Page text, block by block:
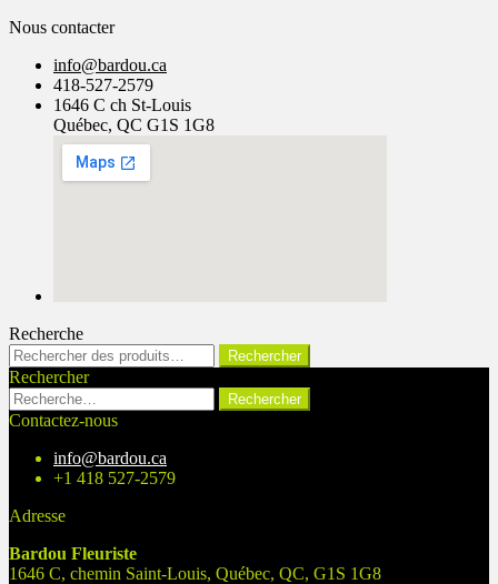
Nous contacter
info@bardou.ca
418-527-2579
1646 C ch St-Louis
Québec, QC G1S 1G8
Recherche
Rechercher :
Rechercher
Rechercher
Rechercher :
Contactez-nous
info@bardou.ca
+1 418 527-2579
Adresse
Bardou Fleuriste
1646 C, chemin Saint-Louis, Québec, QC, G1S 1G8